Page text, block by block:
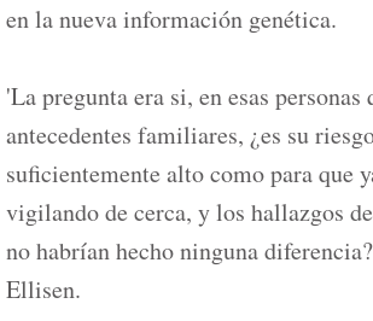
en la nueva información genética.
'La pregunta era si, en esas personas
antecedentes familiares, ¿es su
suficientemente alto como para que
vigilando de cerca, y los hallazgos
no habrían hecho ninguna
Ellisen.